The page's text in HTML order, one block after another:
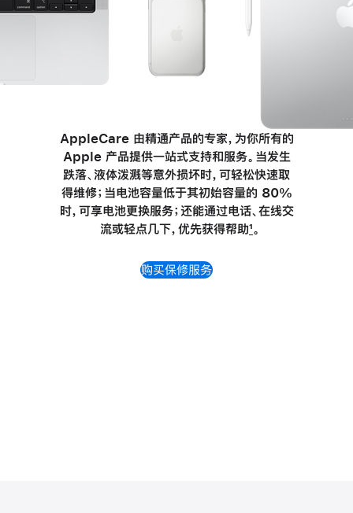
AppleCare 由精通产品的专家，为你所有的
Apple 产品提供一站式支持和服务。当发生
跌落、液体泼溅等意外损坏时，可轻松快速取
得维修；当电池容量低于其初始容量的 80%
时，可享电池更换服务；还能通过电话、 在线交
流或轻点几下，优先获得帮助1。
购买保修服务